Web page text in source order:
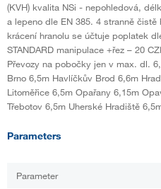
(KVH) kvalita NSi - nepohledová,
a lepeno dle EN 385. 4 stranně čistě
krácení hranolu se účtuje poplatek
STANDARD manipulace +řez – 20
Převozy na pobočky jen v max. dl.
Brno 6,5m Havlíčkův Brod 6,6m
Litoměřice 6,5m Opařany 6,15m
Třebotov 6,5m Uherské Hradiště
Parameters
Parameter